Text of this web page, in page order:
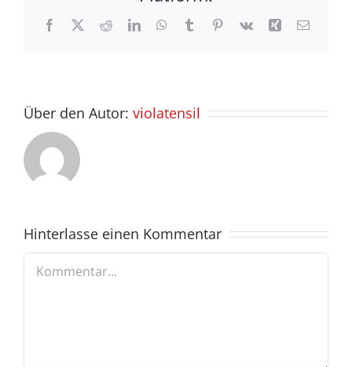
Facebook
X RedditLinkedInWhatsApp
TumblrPinterest
Vk Xing E-
Über den Autor: violatensil
Hinterlasse einen Kommentar
Kommentar